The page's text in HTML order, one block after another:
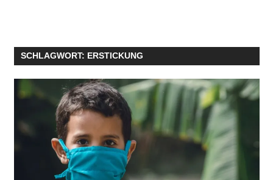
SCHLAGWORT: ERSTICKUNG